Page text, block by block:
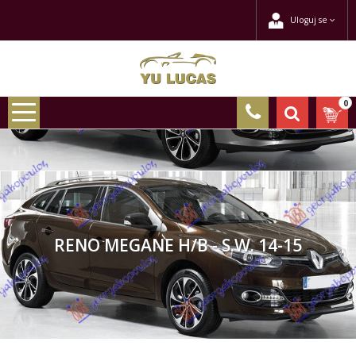
Uloguj se
0
RENO MEGANE H/B - S.W. 14-15